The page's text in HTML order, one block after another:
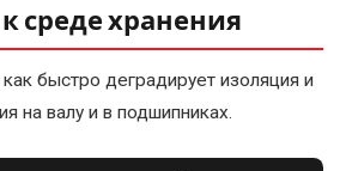
среде хранения
быстро деградирует изоляция и
на валу и в подшипниках.